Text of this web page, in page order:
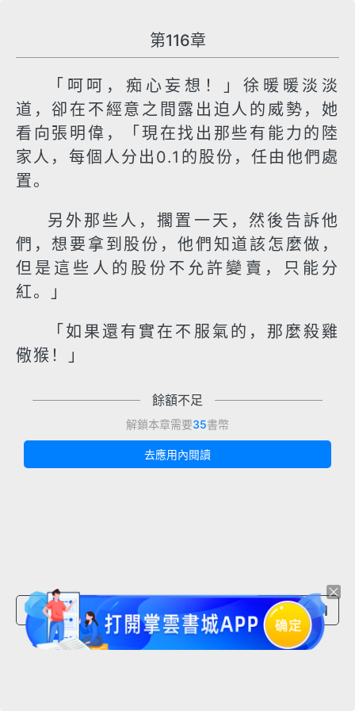
第116章
「呵呵，痴心妄想！」徐暖暖淡淡
道，卻在不經意之間露出迫人的威勢，她
看向張明偉，「現在找出那些有能力的陸
家人，每個人分出0.1的股份，任由他們處
置。
另外那些人，擱置一天，然後告訴他
們，想要拿到股份，他們知道該怎麼做，
但是這些人的股份不允許變賣，只能分
紅。」
「如果還有實在不服氣的，那麼殺雞
儆猴！」
餘額不足
解鎖本章需要35書幣
去應用內閱讀
上一章節 下一章節